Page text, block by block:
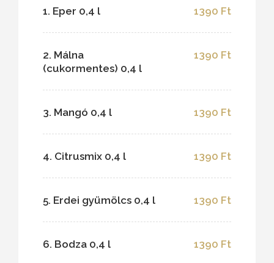
1. Eper 0,4 l 1390 Ft
2. Málna
(cukormentes) 0,4 l
1390 Ft
3. Mangó 0,4 l 1390 Ft
4. Citrusmix 0,4 l 1390 Ft
5. Erdei gyümölcs 0,4 l 1390 Ft
6. Bodza 0,4 l 1390 Ft